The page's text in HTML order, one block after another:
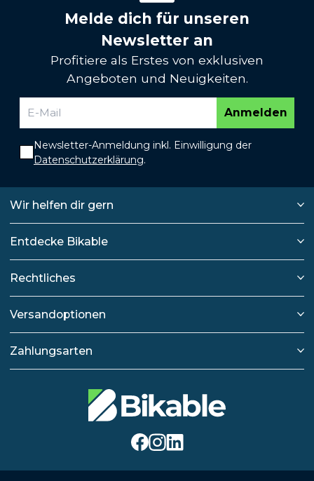
Melde dich für unseren
Newsletter an
Profitiere als Erstes von exklusiven
Angeboten und Neuigkeiten.
Anmelden
Newsletter-Anmeldung inkl. Einwilligung der
Datenschutzerklärung.
Wir helfen dir gern
Entdecke Bikable
Rechtliches
Versandoptionen
Zahlungsarten